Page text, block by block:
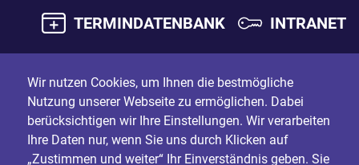
TERMINDATENBANK INTRANET
Wir nutzen Cookies, um Ihnen die bestmögliche
Nutzung unserer Webseite zu ermöglichen. Dabei
berücksichtigen wir Ihre Einstellungen. Wir verarbeiten
Ihre Daten nur, wenn Sie uns durch Klicken auf
„Zustimmen und weiter“ Ihr Einverständnis geben. Sie